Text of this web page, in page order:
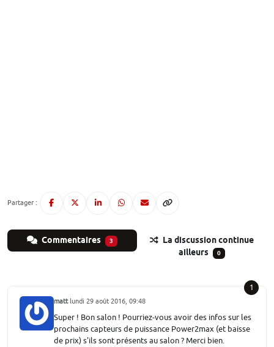
Partager :
Commentaires 3
La discussion continue
ailleurs
0
1
mattlundi 29 août 2016, 09:48
Super ! Bon salon ! Pourriez-vous avoir des infos sur les
prochains capteurs de puissance Power2max (et baisse
de prix) s'ils sont présents au salon ? Merci bien.